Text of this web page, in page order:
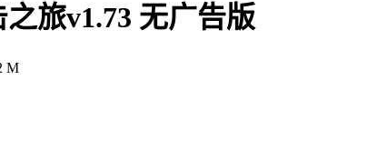
旅v1.73 无广告版
M